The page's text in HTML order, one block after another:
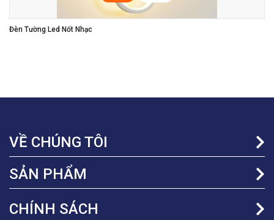
Đèn Vách Tường
VỀ CHÚNG TÔI
SẢN PHẨM
CHÍNH SÁCH